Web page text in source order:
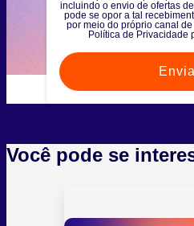
incluindo o envio de ofertas
pode se opor a tal
por meio do próprio canal
Política de Privacidade
Você pode se